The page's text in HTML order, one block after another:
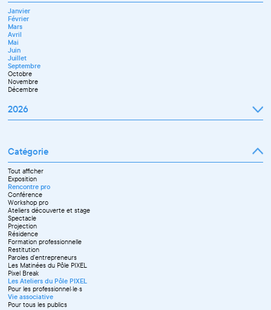
Juin
Septembre
Octobre
Novembre
Décembre
Mars
Avril
Mai
Juin
Juillet
Septembre
Novembre
Décembre
Janvier
Février
Mars
Avril
Mai
Juin
Juillet
Septembre
Octobre
Novembre
Décembre
2026
Avril
Mai
Juin
Septembre
Octobre
Novembre
Catégorie
Tout afficher
Exposition
Rencontre pro
Conférence
Workshop pro
Ateliers découverte et stage
Spectacle
Projection
Résidence
Formation professionnelle
Restitution
Paroles d'entrepreneurs
Les Matinées du Pôle PIXEL
Pixel Break
Les Ateliers du Pôle PIXEL
Pour les professionnel·le·s
Vie associative
Pour tous les publics